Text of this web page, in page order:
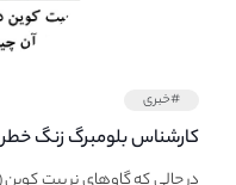
#خبری
کارشناس بلومبرگ زنگ
معرض خطر سقوط بزرگ